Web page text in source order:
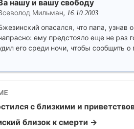
нашу и вашу свободу
Мильман, 16.10.2003
опасался, что папа, узнав
ему предстояло еще не раз
его среди ночи, чтобы сообщить
с близкими и
близок к смерти →